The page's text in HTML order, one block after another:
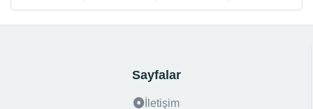
Sayfalar
İletişim